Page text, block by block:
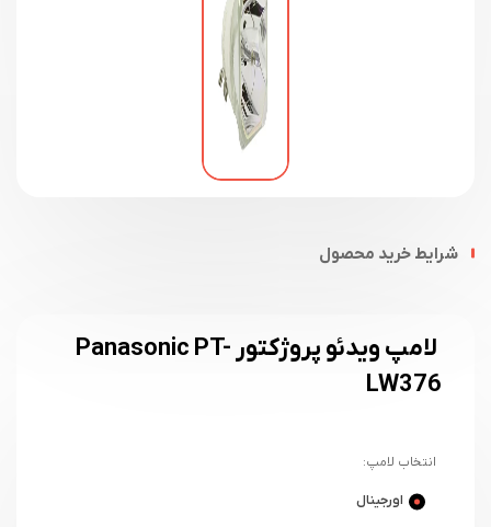
شرایط خرید محصول
لامپ ویدئو پروژکتور Panasonic PT-
LW376
انتخاب لامپ:
اورجینال